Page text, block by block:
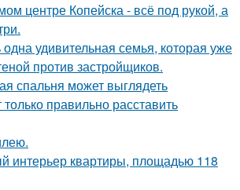
центре Копейска - всё под рукой, а
удивительная семья, которая уже
против застройщиков.
спальня может выглядеть
правильно расставить
интерьер квартиры, площадью 118